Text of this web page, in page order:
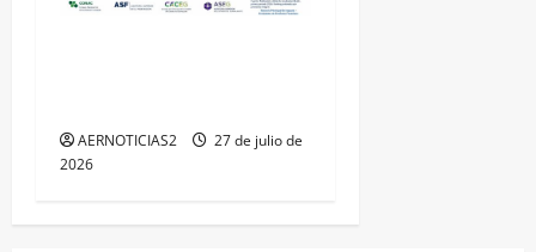
AERNOTICIAS2
27 de julio de
2026